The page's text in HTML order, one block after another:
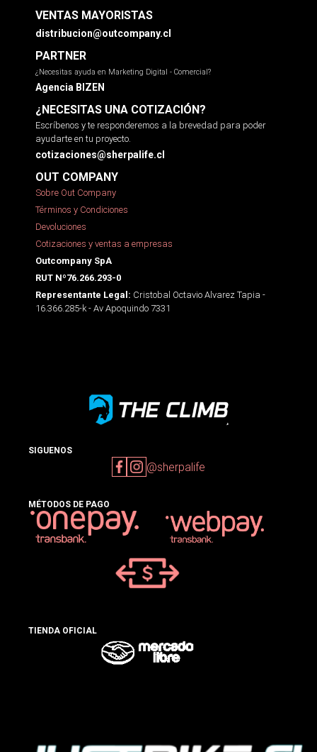
VENTAS MAYORISTAS
distribucion@outcompany.cl
PARTNER
¿Necesitas ayuda en Marketing Digital - Comercial?
Agencia BIZEN
¿NECESITAS UNA COTIZACIÓN?
Escríbenos y te responderemos a la brevedad para poder
ayudarte en tu proyecto.
cotizaciones@sherpalife.cl
OUT COMPANY
Sobre Out Company
Términos y Condiciones
Devoluciones
Cotizaciones y ventas a empresas
Outcompany SpA
RUT Nº76.266.293-0
Representante Legal: Cristobal Octavio Alvarez Tapia -
16.366.285-k - Av Apoquindo 7331
SIGUENOS
@sherpalife
MÉTODOS DE PAGO
TIENDA OFICIAL